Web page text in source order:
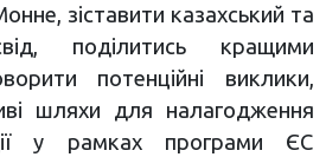
зіставити казахський та
поділитись кращими
потенційні виклики,
шляхи для налагодження
у рамках програми ЄС